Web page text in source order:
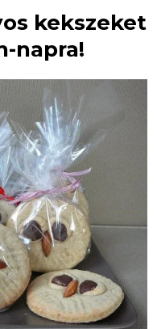
kekszeket
napra!